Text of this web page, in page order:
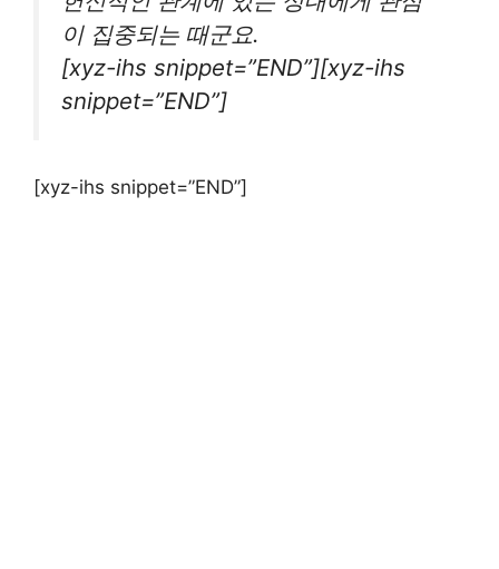
이 집중되는 때군요.
[xyz-ihs snippet=”END”][xyz-ihs
snippet=”END”]
[xyz-ihs snippet=”END”]